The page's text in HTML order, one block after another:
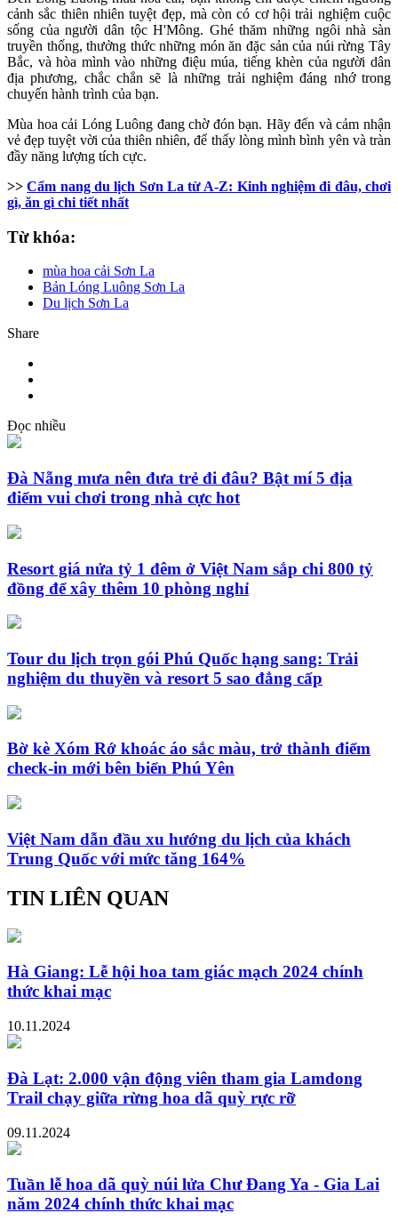
cảnh sắc thiên nhiên tuyệt đẹp, mà còn có cơ hội trải nghiệm cuộc
sống của người dân tộc H'Mông. Ghé thăm những ngôi nhà sàn
truyền thống, thưởng thức những món ăn đặc sản của núi rừng Tây
Bắc, và hòa mình vào những điệu múa, tiếng khèn của người dân
địa phương, chắc chắn sẽ là những trải nghiệm đáng nhớ trong
chuyến hành trình của bạn.
Mùa hoa cải Lóng Luông đang chờ đón bạn. Hãy đến và cảm nhận
vẻ đẹp tuyệt vời của thiên nhiên, để thấy lòng mình bình yên và tràn
đầy năng lượng tích cực.
>>Cẩm nang du lịch Sơn La từ A-Z: Kinh nghiệm đi đâu, chơi
gì, ăn gì chi tiết nhất
Từ khóa:
mùa hoa cải Sơn La
Bản Lóng Luông Sơn La
Du lịch Sơn La
Share
Đọc nhiều
Đà Nẵng mưa nên đưa trẻ đi đâu? Bật mí 5 địa
điểm vui chơi trong nhà cực hot
Resort giá nửa tỷ 1 đêm ở Việt Nam sắp chi 800 tỷ
đồng để xây thêm 10 phòng nghỉ
Tour du lịch trọn gói Phú Quốc hạng sang: Trải
nghiệm du thuyền và resort 5 sao đẳng cấp
Bờ kè Xóm Rớ khoác áo sắc màu, trở thành điểm
check-in mới bên biển Phú Yên
Việt Nam dẫn đầu xu hướng du lịch của khách
Trung Quốc với mức tăng 164%
TIN LIÊN QUAN
Hà Giang: Lễ hội hoa tam giác mạch 2024 chính
thức khai mạc
10.11.2024
Đà Lạt: 2.000 vận động viên tham gia Lamdong
Trail chạy giữa rừng hoa dã quỳ rực rỡ
09.11.2024
Tuần lễ hoa dã quỳ núi lửa Chư Đang Ya - Gia Lai
năm 2024 chính thức khai mạc